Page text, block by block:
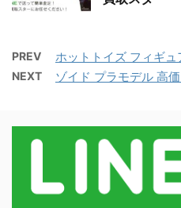
PREV ホットトイズ フィギ
NEXT ゾイド プラモデル 高